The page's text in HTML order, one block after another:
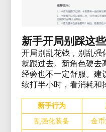
新手开局别踩这
开局别乱花钱，别乱强
就跟过去。新角色硬去
经验也不一定舒服。建
续打半小时，看消耗和
新手行为
乱强化装备
金